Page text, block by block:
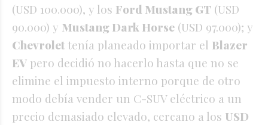
(USD 100.000), y los Ford Mustang GT (USD
90.000) y Mustang Dark Horse (USD 97.000); y
Chevrolet tenía planeado importar el Blazer
EV pero decidió no hacerlo hasta que no se
elimine el impuesto interno porque de otro
modo debía vender un C-SUV eléctrico a un
precio demasiado elevado, cercano a los USD